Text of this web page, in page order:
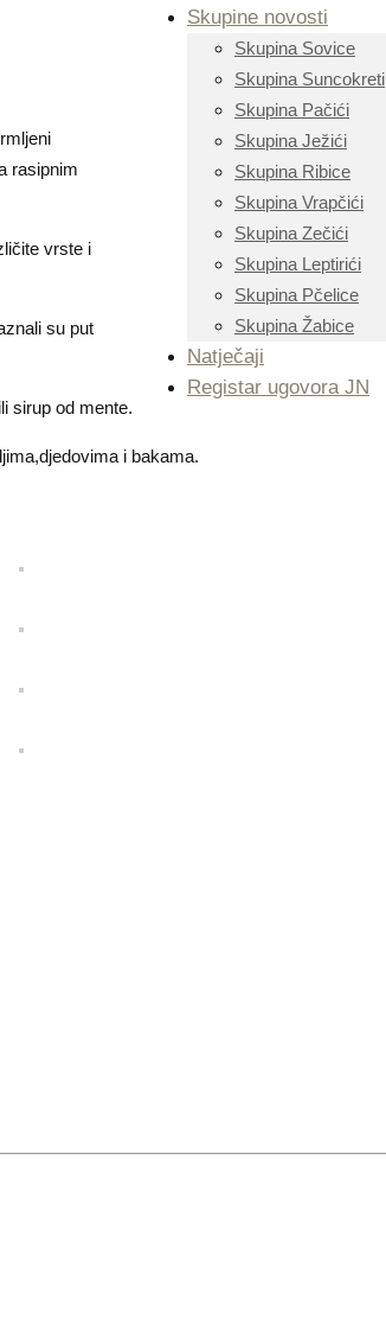
Skupine novosti
Skupina Sovice
Skupina Suncokreti
Skupina Pačići
Skupina Ježići
Skupina Ribice
Skupina Vrapčići
Skupina Zečići
Skupina Leptirići
Skupina Pčelice
Skupina Žabice
Natječaji
Registar ugovora JN
rasipnim
vrste i
su put
sirup od mente.
i bakama.